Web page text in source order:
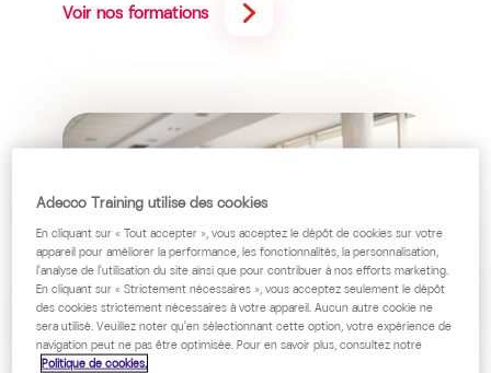
Voir nos formations
Adecco Training utilise des cookies
En cliquant sur « Tout accepter », vous acceptez le dépôt de cookies sur votre
appareil pour améliorer la performance, les fonctionnalités, la personnalisation,
l'analyse de l'utilisation du site ainsi que pour contribuer à nos efforts marketing.
En cliquant sur « Strictement nécessaires », vous acceptez seulement le dépôt
des cookies strictement nécessaires à votre appareil. Aucun autre cookie ne
sera utilisé. Veuillez noter qu'en sélectionnant cette option, votre expérience de
navigation peut ne pas être optimisée. Pour en savoir plus, consultez notre
Politique de cookies.